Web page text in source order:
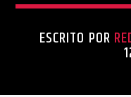
ESCRITO POR